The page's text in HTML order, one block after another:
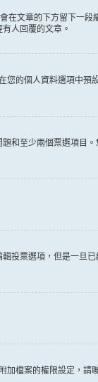
在文章的下方留下一
人回覆的文章。
您的個人資料選項中預
和至少兩個票選項目
投票選項，但是一旦
加檔案的權限設定，請